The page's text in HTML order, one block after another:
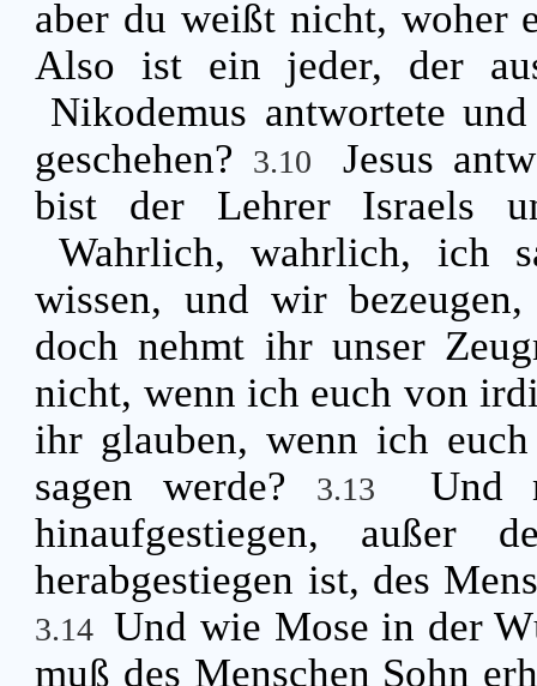
aber du weißt nicht, woher
Also ist ein jeder, der
Nikodemus antwortete
geschehen?
3.10
Jesus
bist der Lehrer Israels
Wahrlich, wahrlich, ich
wissen, und wir
doch nehmt ihr unser
nicht, wenn ich euch von
ihr glauben, wenn ich
sagen werde?
3.13
Und
hinaufgestiegen, außer
herabgestiegen ist, des
3.14 Und wie Mose in der
muß des Menschen Sohn